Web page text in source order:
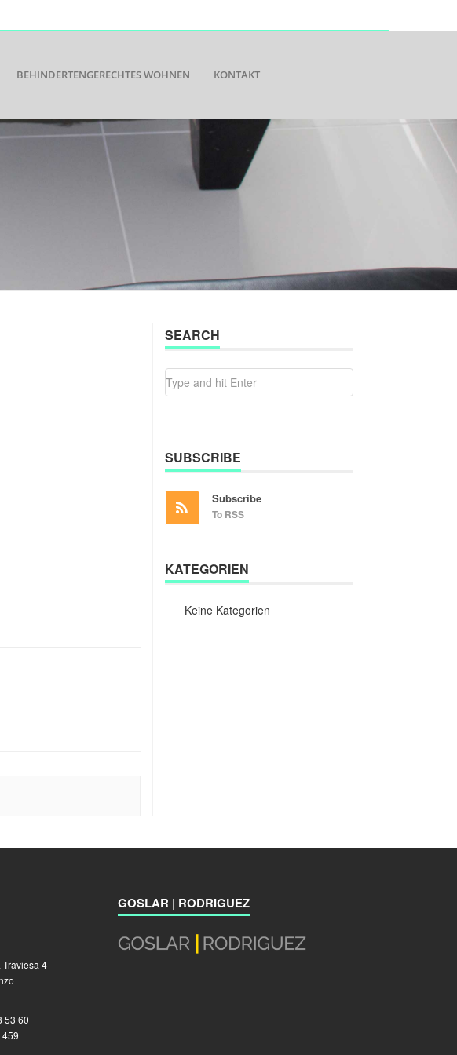
BEHINDERTENGERECHTES WOHNEN KONTAKT
SEARCH
SUBSCRIBE
Subscribe
To RSS
KATEGORIEN
Keine Kategorien
4
53 60
GOSLAR | RODRIGUEZ